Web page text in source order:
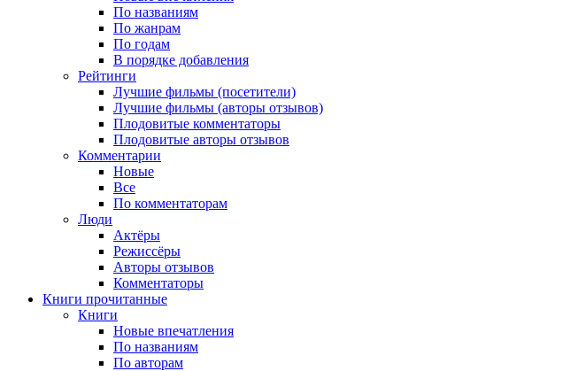
По названиям
По жанрам
По годам
В порядке добавления
Рейтинги
Лучшие фильмы (посетители)
Лучшие фильмы (авторы отзывов)
Плодовитые комментаторы
Плодовитые авторы отзывов
Комментарии
Новые
Все
По комментаторам
Люди
Актёры
Режиссёры
Авторы отзывов
Комментаторы
Книги прочитанные
Книги
Новые впечатления
По названиям
По авторам